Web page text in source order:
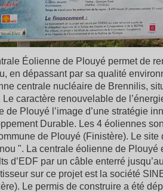
Éolienne de Plouyé permet de
en dépassant par sa qualité
centrale nucléaire de Brennilis,
Le caractère renouvelable de
de Plouyé l’image d’une stratégie
Durable. Les 4 éoliennes
de Plouyé (Finistère). Le
". La centrale éolienne de Plouyé
d’EDF par un câble enterré
sur ce projet est la société
Le permis de construire a été